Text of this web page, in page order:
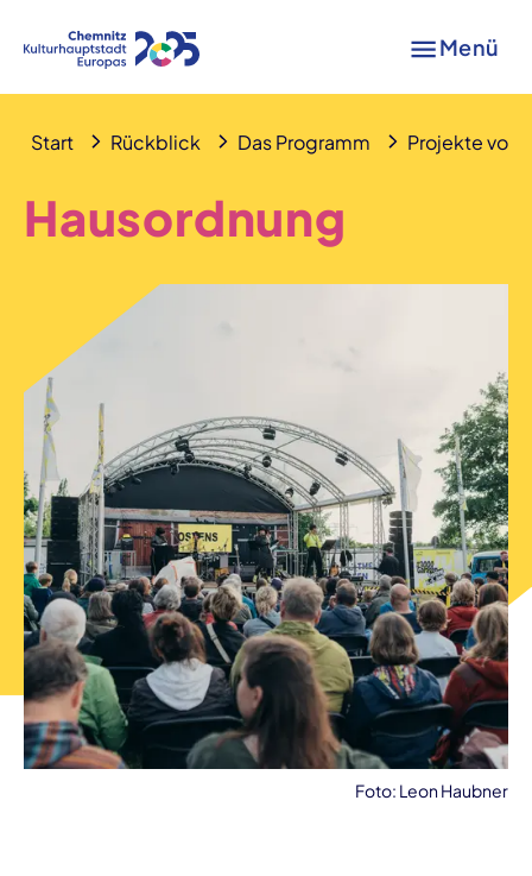
Menü
Start Rückblick Das Programm Projekte von
Hausordnung
Foto: Leon Haubner